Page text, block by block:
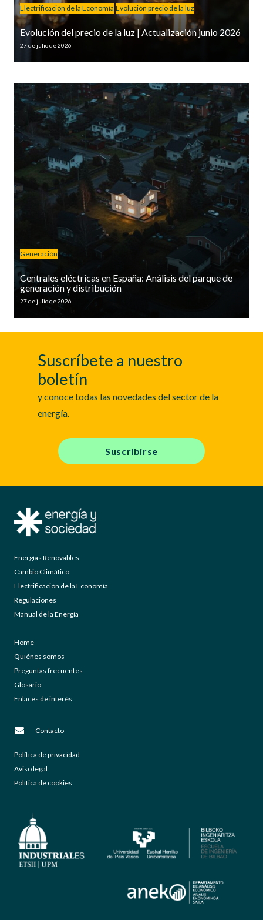
Electrificación de la Economía Evolución precio de la luz
Evolución del precio de la luz | Actualización junio 2026
27 de julio de 2026
Generación
Centrales eléctricas en España: Análisis del parque de
generación y distribución
27 de julio de 2026
Suscríbete a nuestro
boletín
y conoce todas las novedades del sector de la
energía.
Suscribirse
Energías Renovables
Cambio Climático
Electrificación de la Economía
Regulaciones
Manual de la Energía
Home
Quiénes somos
Preguntas frecuentes
Glosario
Enlaces de interés
Contacto
Política de privacidad
Aviso legal
Política de cookies